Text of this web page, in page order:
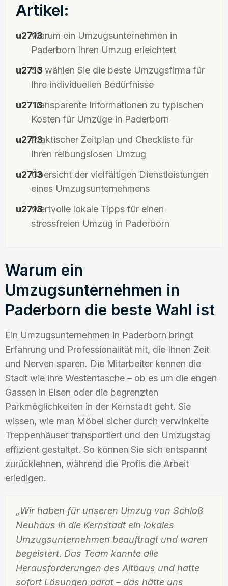
Artikel:
Warum ein Umzugsunternehmen in
Paderborn Ihren Umzug erleichtert
So wählen Sie die beste Umzugsfirma für
Ihre individuellen Bedürfnisse
Transparente Informationen zu typischen
Kosten für Umzüge in Paderborn
Praktischer Zeitplan und Checkliste für
Ihren reibungslosen Umzug
Übersicht der vielfältigen Dienstleistungen
eines Umzugsunternehmens
Wertvolle lokale Tipps für einen
stressfreien Umzug in Paderborn
Warum ein
Umzugsunternehmen in
Paderborn die beste Wahl ist
Ein Umzugsunternehmen in Paderborn bringt
Erfahrung und Professionalität mit, die Ihnen Zeit
und Nerven sparen. Die Mitarbeiter kennen die
Stadt wie ihre Westentasche – ob es um die engen
Gassen in Elsen oder die begrenzten
Parkmöglichkeiten in der Kernstadt geht. Sie
wissen, wie man Möbel sicher durch verwinkelte
Treppenhäuser transportiert und den Umzugstag
effizient gestaltet. So können Sie sich entspannt
zurücklehnen, während die Profis die Arbeit
erledigen.
„Wir haben für unseren Umzug von Schloß
Neuhaus in die Kernstadt ein lokales
Umzugsunternehmen beauftragt und waren
begeistert. Das Team kannte alle
Herausforderungen des Altbaus und hatte
sofort Lösungen parat – das hätte uns